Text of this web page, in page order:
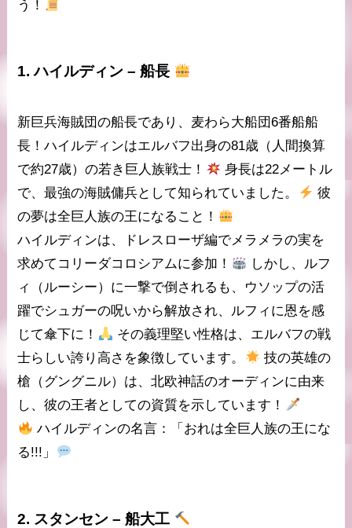
う！
1.ハイルディン – 船長
新巨兵海賊団の船長であり、 麦わら大船団6番船船
長 ！ハイルディンはエルバフ出身の81歳 （人間換算
で約27歳）の若き巨人族戦士！
身長は22メートル
で、最強の海賊傭兵として知られていました。
彼
の夢は全巨人族の王になること！
ハイルディンは、ドレスローザ編でメラメラの実を
求めてコリーダコロシアムに参加！
しかし、 ルフ
ィ
（ルーシー）に一撃で倒されるも、 ウソップの活
躍でシュガーの呪いから解放され、ルフィに恩を感
じて傘下に！
その義理堅い性格は、エルバフの戦
士らしい誇り高さを象徴しています。
技の英雄の
槍（グングニル） は、北欧神話のオーディンに由来
し、彼の王者としての資質を示しています！
ハイルディンの名言：「おれは全巨人族の王にな
る!!!」
2. スタンセン – 船大工